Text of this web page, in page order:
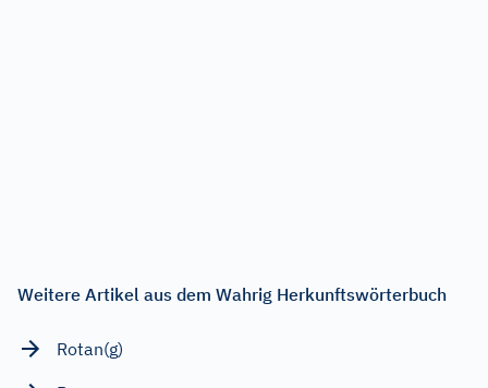
Weitere Artikel aus dem Wahrig Herkunftswörterbuch
Rotan(g)